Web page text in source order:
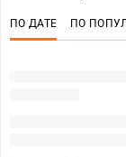
ПО ДАТЕ ПО